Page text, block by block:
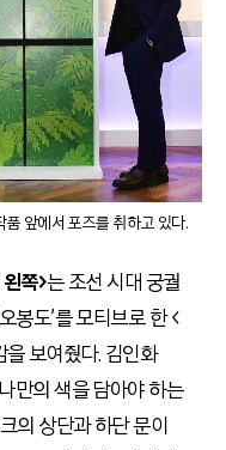
앞에서 포즈를 취하고 있다.
쪽>는 조선 시대 궁궐
봉도’를 모티브로 한 <
보여줬다. 김인화
만의 색을 담아야 하는
의 상단과 하단 문이